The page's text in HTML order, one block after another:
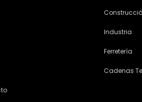
Industria
Ferretería
Cadenas